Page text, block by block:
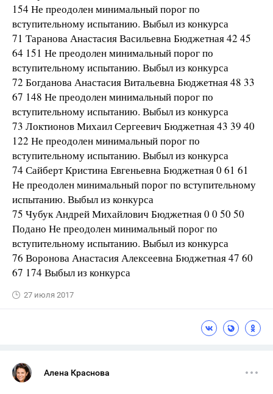
154 Не преодолен минимальный порог по
вступительному испытанию. Выбыл из конкурса
71 Таранова Анастасия Васильевна Бюджетная 42 45
64 151 Не преодолен минимальный порог по
вступительному испытанию. Выбыл из конкурса
72 Богданова Анастасия Витальевна Бюджетная 48 33
67 148 Не преодолен минимальный порог по
вступительному испытанию. Выбыл из конкурса
73 Локтионов Михаил Сергеевич Бюджетная 43 39 40
122 Не преодолен минимальный порог по
вступительному испытанию. Выбыл из конкурса
74 Сайберт Кристина Евгеньевна Бюджетная 0 61 61
Не преодолен минимальный порог по вступительному
испытанию. Выбыл из конкурса
75 Чубук Андрей Михайлович Бюджетная 0 0 50 50
Подано Не преодолен минимальный порог по
вступительному испытанию. Выбыл из конкурса
76 Воронова Анастасия Алексеевна Бюджетная 47 60
67 174 Выбыл из конкурса
27 июля 2017
Алена Краснова